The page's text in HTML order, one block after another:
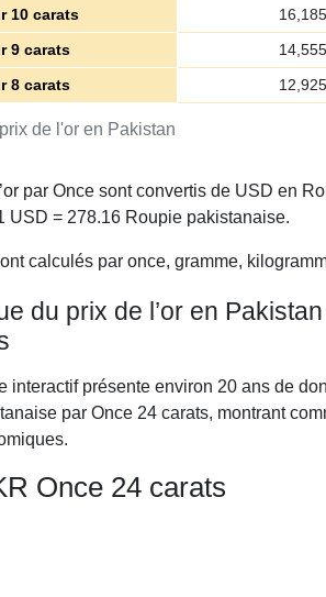
de l'or en Pakistan
10 carats
9 carats
8 carats
par Once sont convertis de USD en
USD = 278.16 Roupie pakistanaise.
calculés par once, gramme,
du prix de l’or en
interactif présente environ 20 ans de
par Once 24 carats, montrant
Once 24 carats